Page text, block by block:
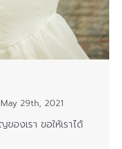
29th, 2021
งเรา ขอให้เราได้